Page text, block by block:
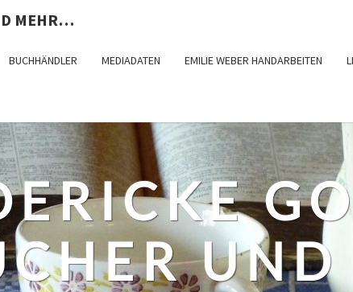
MEHR…
BUCHHÄNDLER MEDIADATEN EMILIE WEBER HANDARBEITEN